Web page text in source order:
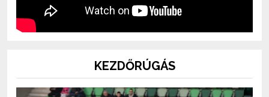
KEZDŐRÚGÁS